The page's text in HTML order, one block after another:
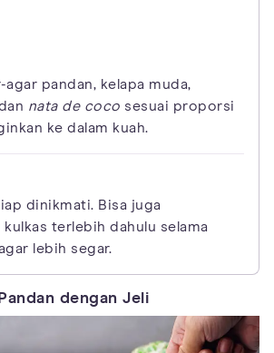
agar pandan, kelapa muda,
nata de coco sesuai proporsi
ke dalam kuah.
dinikmati. Bisa juga
terlebih dahulu selama
lebih segar.
dengan Jeli